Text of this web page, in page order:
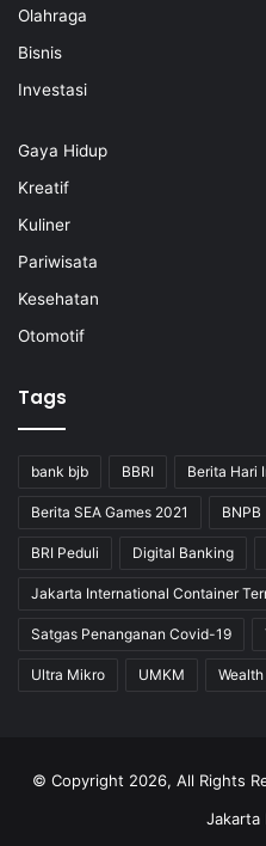
Olahraga
Bisnis
Investasi
Gaya Hidup
Kreatif
Kuliner
Pariwisata
Kesehatan
Otomotif
Tags
bank bjb BBRI Berita Hari
Berita SEA Games 2021 BNPB
BRI Peduli Digital Banking
Jakarta International Container
Satgas Penanganan Covid-19
Ultra Mikro UMKM
© Copyright 2026, All Rights
Jakarta